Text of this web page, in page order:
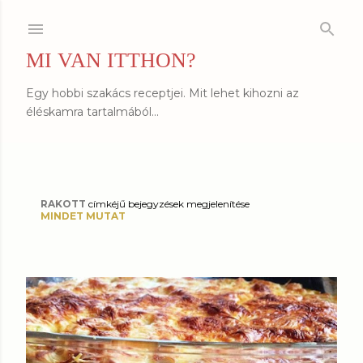
MI VAN ITTHON?
Egy hobbi szakács receptjei. Mit lehet kihozni az
éléskamra tartalmából...
B
j
e
g
y
RAKOTT címkéjű bejegyzések megjelenítése
MINDET MUTAT